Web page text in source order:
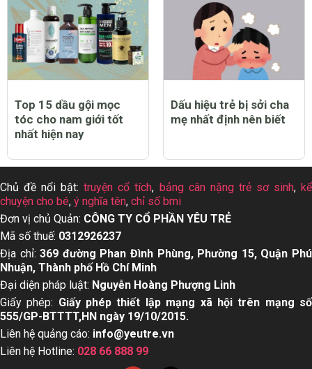
Top 15 dầu gội mọc
tóc cho nam giới tốt
nhất hiện nay
Dấu hiệu trẻ bị sởi cha
mẹ nhất định nên biết
Chủ đề nổi bật:truyện cổ tích, bảng cân nặng trẻ sơ sinh, kể
chuyện cho bé, ý nghĩa tên, chỉ số bmi
Đơn vị chủ Quản: CÔNG TY CỔ PHẦN YÊU TRẺ
Mã số thuế: 0312926237
Địa chỉ:369 đường Phan Đình Phùng, Phường 15, Quận Phú
Nhuận, Thành phố Hồ Chí Minh
Đại diện pháp luật: Nguyễn Hoàng Phượng Linh
Giấy phép: Giấy phép thiết lập mạng xã hội trên mạng số
555/GP-BTTTT,HN ngày 19/10/2015.
Liên hệ quảng cáo: info@yeutre.vn
Liên hệ Hotline: 028 66 888 99